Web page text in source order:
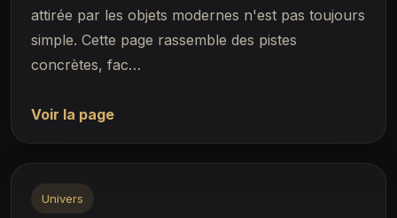
attirée par les objets modernes n'est pas toujours
simple. Cette page rassemble des pistes
concrètes, fac…
Voir la page
Univers